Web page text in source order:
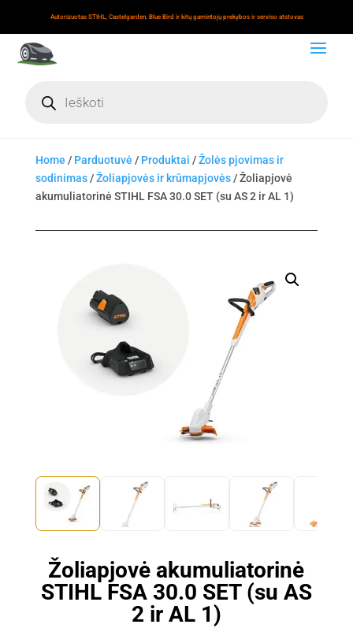
Autorizuotas STIHL, Castelgarden, Blue Bird ir kitų gamintojų prekybos ir serviso atstovas
search
Home / Parduotuvė / Produktai /Žolės pjovimas ir
sodinimas/Žoliapjovės ir krūmapjovės/ Žoliapjovė
akumuliatorinė STIHL FSA 30.0 SET (su AS 2 ir AL 1)
Žoliapjovė akumuliatorinė
STIHL FSA 30.0 SET (su AS
2 ir AL 1)